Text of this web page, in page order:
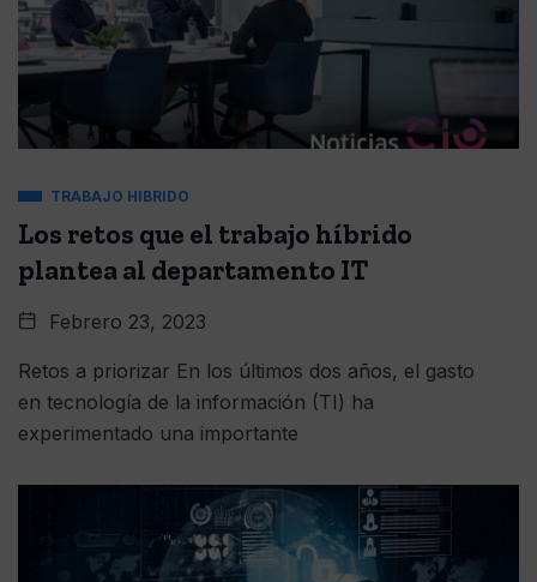
TRABAJO HIBRIDO
Los retos que el trabajo híbrido
plantea al departamento IT
Febrero 23, 2023
Retos a priorizar En los últimos dos años, el gasto
en tecnología de la información (TI) ha
experimentado una importante